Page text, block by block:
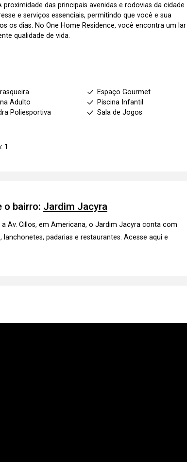
das principais avenidas e rodovias da cidade
e serviços essenciais, permitindo que você e sua
os dias. No One Home Residence, você encontra um lar
qualidade de vida.
Espaço Gourmet
Adulto
Piscina Infantil
Poliesportiva
Sala de Jogos
1
o bairro: Jardim Jacyra
Av. Cillos, em Americana, o Jardim Jacyra conta com
padarias e restaurantes. Acesse aqui e